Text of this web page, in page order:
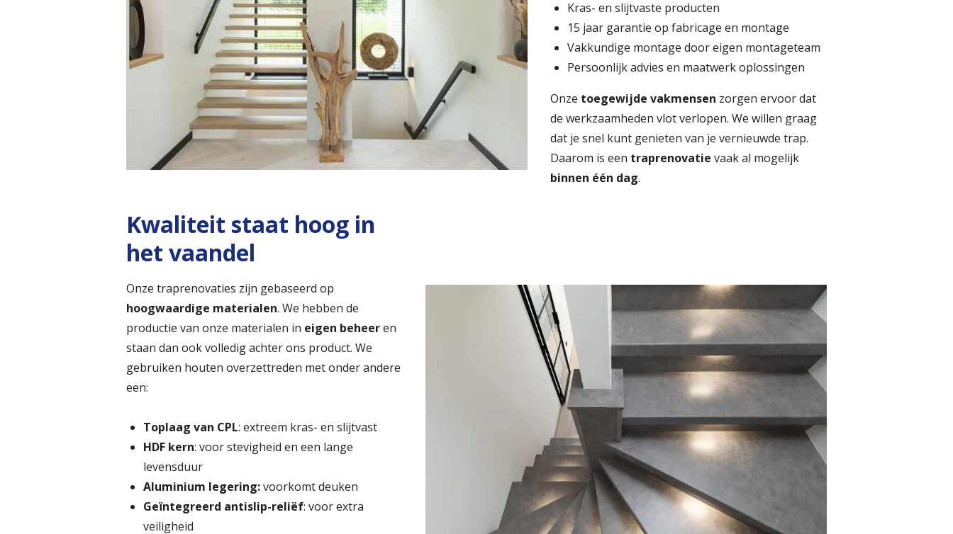
Kras- en slijtvaste producten
15 jaar garantie op fabricage en montage
Vakkundige montage door eigen montageteam
Persoonlijk advies en maatwerk oplossingen
Onze toegewijde vakmensen zorgen ervoor dat
de werkzaamheden vlot verlopen. We willen graag
dat je snel kunt genieten van je vernieuwde trap.
Daarom is een traprenovatie vaak al mogelijk
binnen één dag.
Kwaliteit staat hoog in
het vaandel
Onze traprenovaties zijn gebaseerd op
hoogwaardige materialen. We hebben de
productie van onze materialen in eigen beheeren
staan dan ook volledig achter ons product. We
gebruiken houten overzettreden met onder andere
een:
Toplaag van CPL: extreem kras- en slijtvast
HDF kern: voor stevigheid en een lange
levensduur
Aluminium legering:voorkomt deuken
Geïntegreerd antislip-reliëf: voor extra
veiligheid